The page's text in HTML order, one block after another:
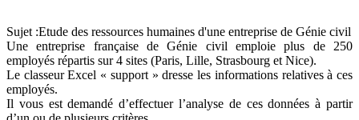
Sujet :Etude des ressources humaines d'une entreprise de Génie civil
Une entreprise française de Génie civil emploie plus de 250
employés répartis sur 4 sites (Paris, Lille, Strasbourg et Nice).
Le classeur Excel « support » dresse les informations relatives à ces
employés.
Il vous est demandé d’effectuer l’analyse de ces données à partir